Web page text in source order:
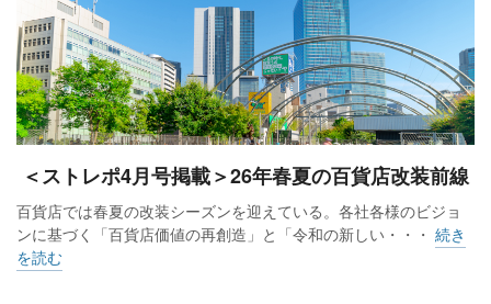
＜ストレポ4月号掲載＞26年春夏の百貨店改装前線
百貨店では春夏の改装シーズンを迎えている。各社各様のビジョ
ンに基づく「百貨店価値の再創造」と「令和の新しい・・・ 続き
を読む